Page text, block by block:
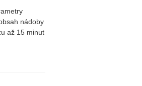
nádoby
až 15 minut